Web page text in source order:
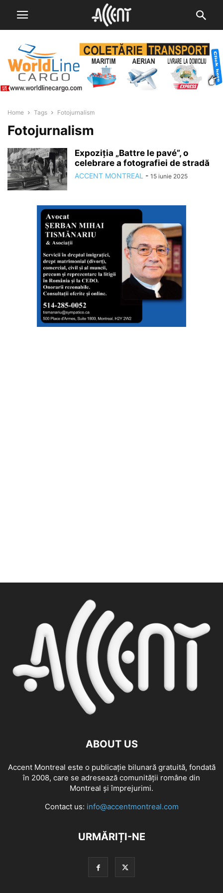
Home Tags Fotojurnalism
Fotojurnalism
Expoziția „Battre le pavé”, o
celebrare a fotografiei de stradă
ACCENT MONTREAL - 15 iunie 2025
ABOUT US
Accent Montreal este o publicație bilunară gratuită, fondată
în 2008, care se adresează comunităţii române din
Montreal şi împrejurimi.
Contact us: info@accentmontreal.com
URMĂRIȚI-NE